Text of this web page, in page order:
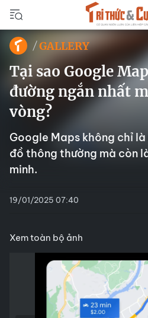
GALLERY
Tại sao Google
đường ngắn nhất
vòng?
Google Maps không chỉ
đồ thông thường mà còn
minh.
19/01/2025 07:40
Xem toàn bộ ảnh